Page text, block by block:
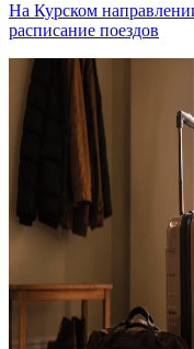
На Курском
расписание поездов